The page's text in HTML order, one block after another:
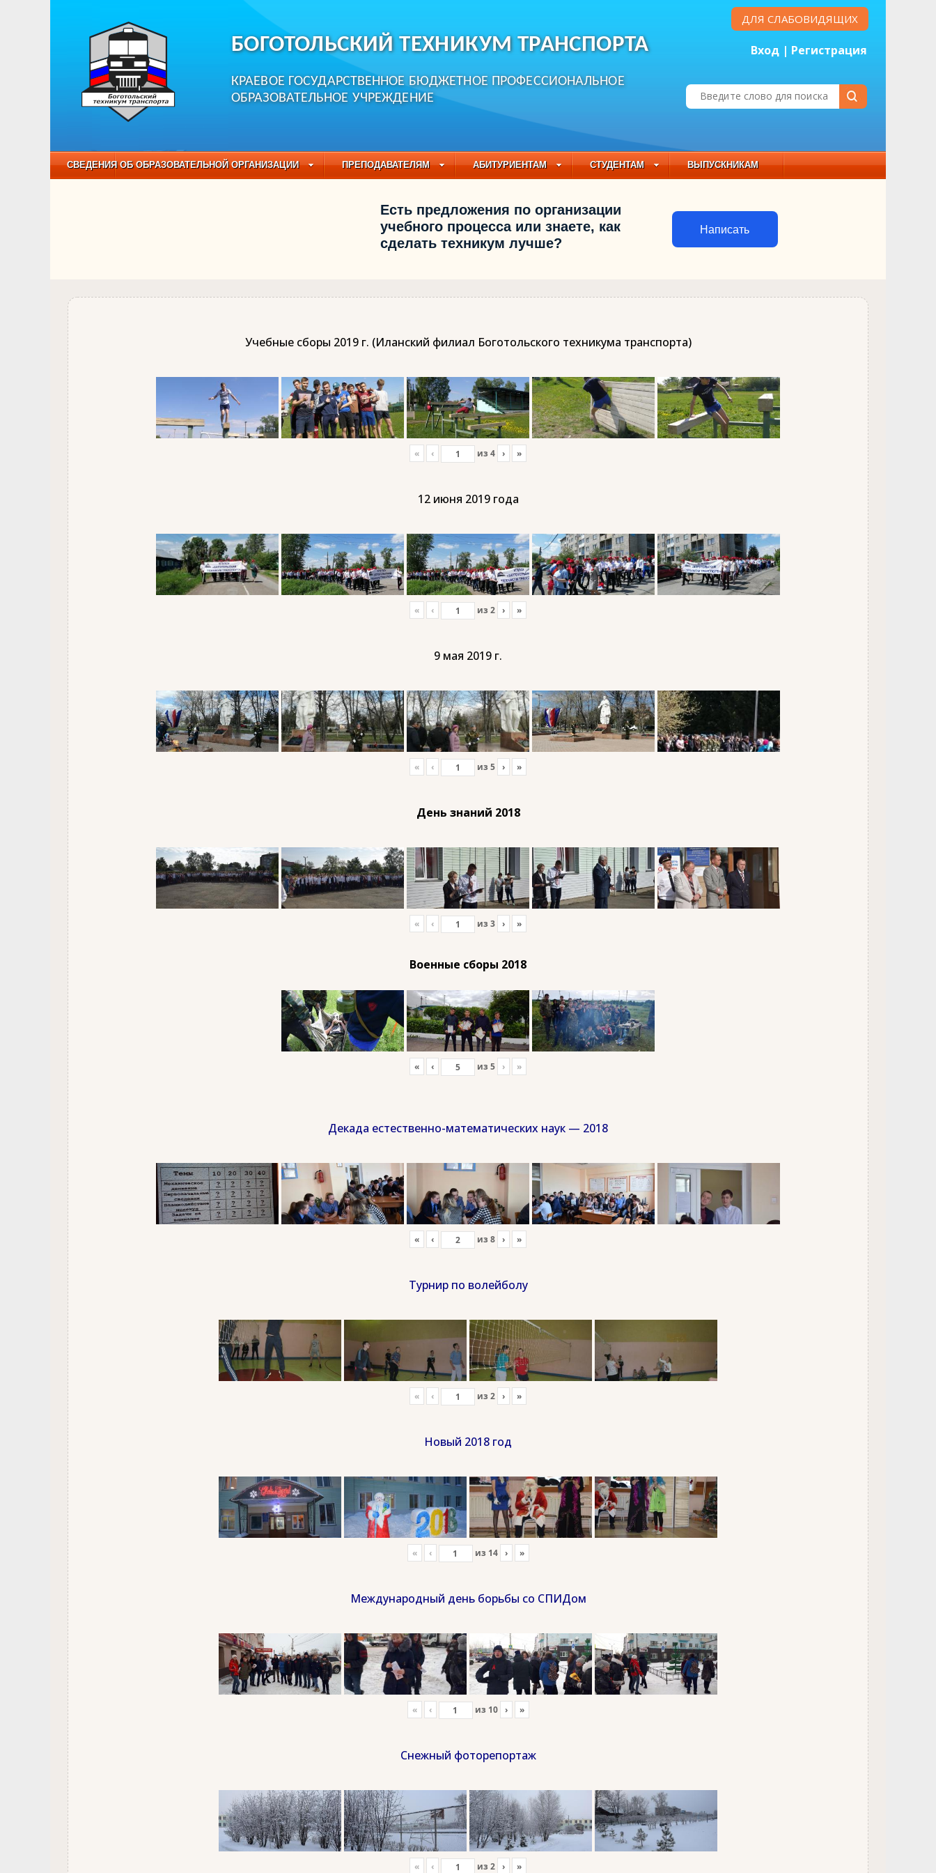
БОГОТОЛЬСКИЙ ТЕХНИКУМ ТРАНСПОРТА
КРАЕВОЕ ГОСУДАРСТВЕННОЕ БЮДЖЕТНОЕ ПРОФЕССИОНАЛЬНОЕ
ОБРАЗОВАТЕЛЬНОЕ УЧРЕЖДЕНИЕ
ДЛЯ СЛАБОВИДЯЩИХ
Вход | Регистрация
СВЕДЕНИЯ ОБ ОБРАЗОВАТЕЛЬНОЙ ОРГАНИЗАЦИИ ПРЕПОДАВАТЕЛЯМ АБИТУРИЕНТАМ СТУДЕНТАМ ВЫПУСКНИКАМ
НАБОР ОБУЧАЮЩИХСЯ НА 2021-2022 УЧЕБНЫЙ ГОД
Есть предложения по организации
учебного процесса или знаете, как
сделать техникум лучше?
Написать
Учебные сборы 2019 г. (Иланский филиал Боготольского техникума транспорта)
« ‹ из 4 › »
12 июня 2019 года
« ‹ из 2 › »
9 мая 2019 г.
« ‹ из 5 › »
День знаний 2018
« ‹ из 3 › »
Военные сборы 2018
« ‹ из 5 › »
Декада естественно-математических наук — 2018
« ‹ из 8 › »
Турнир по волейболу
« ‹ из 2 › »
Новый 2018 год
« ‹ из 14 › »
Международный день борьбы со СПИДом
« ‹ из 10 › »
Снежный фоторепортаж
« ‹ из 2 › »